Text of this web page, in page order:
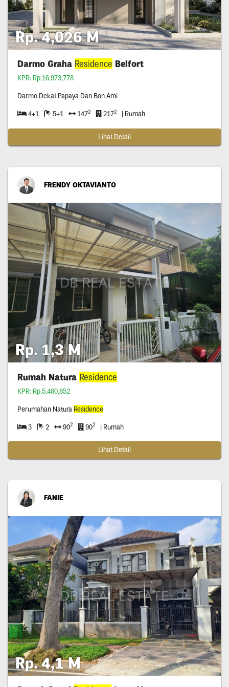
Rp. 4,026 M
Darmo Graha Residence Belfort
KPR: Rp.16,973,778
Darmo Dekat Papaya Dan Bon Ami
4+1 5+1 1472 2172 | Rumah
Lihat Detail
FRENDY OKTAVIANTO
Rp. 1,3 M
Rumah Natura Residence
KPR: Rp.5,480,852
Perumahan Natura Residence
3 2 902 902 | Rumah
Lihat Detail
FANIE
Rp. 4,1 M